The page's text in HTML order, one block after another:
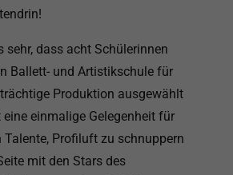
sehr, dass acht Schülerinnen
Ballett- und Artistikschule für
Produktion ausgewählt
eine einmalige Gelegenheit für
Talente, Profiluft zu schnuppern
mit den Stars des